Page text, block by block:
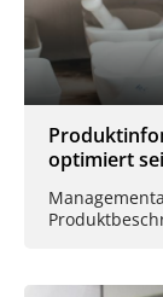
optimiert